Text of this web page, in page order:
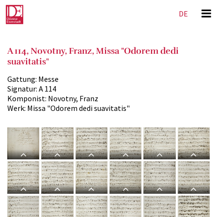
DE
A 114, Novotny, Franz, Missa "Odorem dedi
suavitatis"
Gattung: Messe
Signatur: A 114
Komponist: Novotny, Franz
Werk: Missa "Odorem dedi suavitatis"
A 114,
F.
Novotni,
Missa
Odorem
dedi
A 114,
F.
Novotni,
Missa
Odorem
dedi
A 114,
F.
Novotni,
Missa
Odorem
dedi
A 114,
F.
Novotni,
Missa
Odorem
dedi
A 114,
F.
Novotni,
Missa
Odorem
dedi
A 114,
F.
Novotni,
Missa
Odorem
dedi
A 114,
F.
A 114,
F.
A 114,
F.
A 114,
F.
A 114,
F.
A 114,
F.